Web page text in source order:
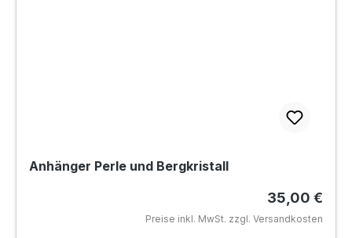
Anhänger Perle und Bergkristall
Regulärer
35,00 €
Preise inkl. MwSt. zzgl. Versandkosten